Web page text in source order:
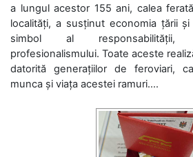
a lungul acestor 155 ani, calea
localități, a susținut economia țării
simbol al
profesionalismului. Toate aceste
datorită generațiilor de feroviari,
munca și viața acestei ramuri....